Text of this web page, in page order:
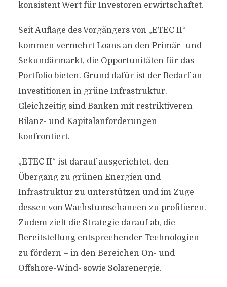
konsistent Wert für Investoren erwirtschaftet.
Seit Auflage des Vorgängers von „ETEC II“
kommen vermehrt Loans an den Primär- und
Sekundärmarkt, die Opportunitäten für das
Portfolio bieten. Grund dafür ist der Bedarf an
Investitionen in grüne Infrastruktur.
Gleichzeitig sind Banken mit restriktiveren
Bilanz- und Kapitalanforderungen
konfrontiert.
„ETEC II“ ist darauf ausgerichtet, den
Übergang zu grünen Energien und
Infrastruktur zu unterstützen und im Zuge
dessen von Wachstumschancen zu profitieren.
Zudem zielt die Strategie darauf ab, die
Bereitstellung entsprechender Technologien
zu fördern – in den Bereichen On- und
Offshore-Wind- sowie Solarenergie.